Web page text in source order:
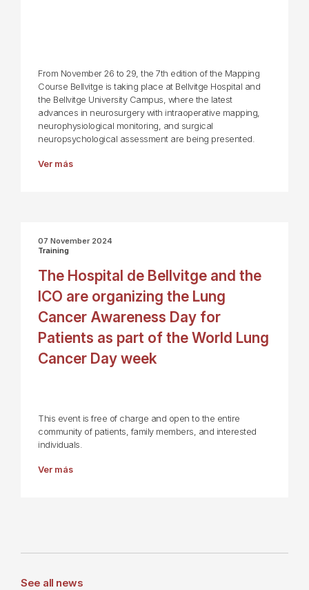
From November 26 to 29, the 7th edition of the Mapping
Course Bellvitge is taking place at Bellvitge Hospital and
the Bellvitge University Campus, where the latest
advances in neurosurgery with intraoperative mapping,
neurophysiological monitoring, and surgical
neuropsychological assessment are being presented.
Ver más
07 November 2024
Training
The Hospital de Bellvitge and the
ICO are organizing the Lung
Cancer Awareness Day for
Patients as part of the World Lung
Cancer Day week
This event is free of charge and open to the entire
community of patients, family members, and interested
individuals.
Ver más
See all news